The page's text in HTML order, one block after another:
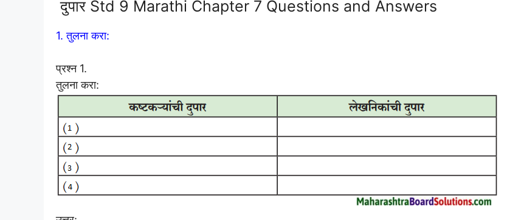
दुपार Std 9 Marathi Chapter 7 Questions and Answers
1. तुलना करा:
प्रश्न 1.
तुलना करा: